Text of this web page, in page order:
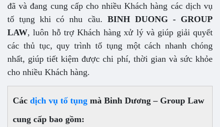
đã và đang cung cấp cho nhiều Khách hàng các dịch vụ
tố tụng khi có nhu cầu. BINH DUONG - GROUP
LAW, luôn hỗ trợ Khách hàng xử lý và giúp giải quyết
các thủ tục, quy trình tố tụng một cách nhanh chóng
nhất, giúp tiết kiệm được chi phí, thời gian và sức khỏe
cho nhiều Khách hàng.
Các dịch vụ tố tụng mà Binh Dương – Group Law
cung cấp bao gồm: